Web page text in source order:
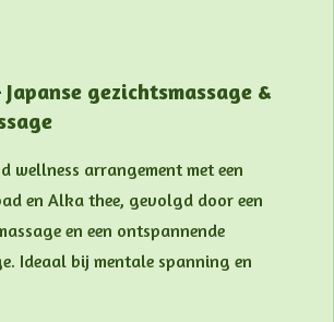
Japanse gezichtsmassage &
wellness arrangement met een
en Alka thee, gevolgd door een
en een ontspannende
Ideaal bij mentale spanning en